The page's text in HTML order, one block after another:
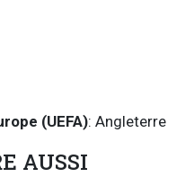
(UEFA): Angleterre
AUSSI